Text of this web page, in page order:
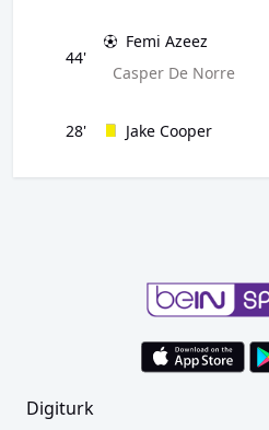
44'
Femi Azeez
Casper De Norre
28' Jake Cooper
Digiturk